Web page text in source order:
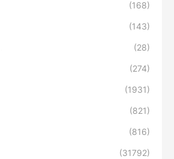
(168)
(143)
(28)
(274)
(1931)
(821)
(816)
(31792)